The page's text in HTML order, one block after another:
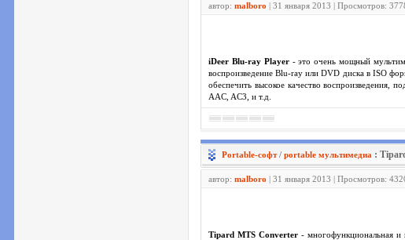
автор: malboro | 31 января 2013 | Просмотров:
iDeer Blu-ray Player- это очень мощный
воспроизведение Blu-ray или DVD диска в ISO
обеспечить высокое качество
AAC, AC3, и т.д.
Portable-софт/ portable мультимедиа :
автор: malboro | 31 января 2013 | Просмотров:
Tipard MTS Converter - многофункциональная